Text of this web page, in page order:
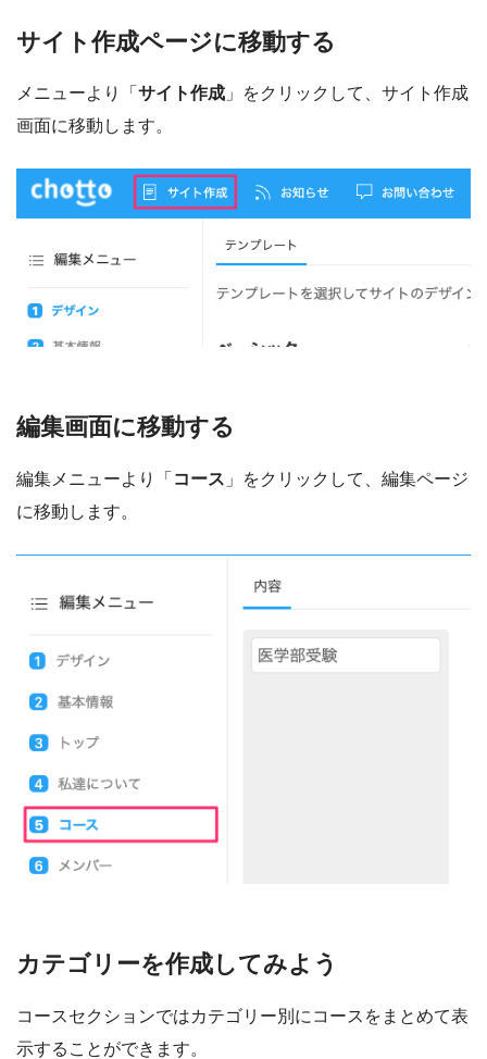
サイト作成ページに移動する
メニューより「 サイト作成 」をクリックして、サイト作成
画面に移動します。
編集画面に移動する
編集メニューより「 コース 」をクリックして、編集ページ
に移動します。
カテゴリーを作成してみよう
コースセクションではカテゴリー別にコースをまとめて表
示することができます。